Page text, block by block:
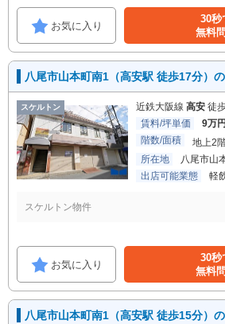
お気に入り
30秒
無料
八尾市山本町南1（高安駅 徒歩17分）
スケルトン 近鉄大阪線 高安 徒
賃料/坪単価
9万円
階数/面積
地上2
所在地
八尾市山
出店可能業態
軽
スケルトン物件
お気に入り
30秒
無料
八尾市山本町南1（高安駅 徒歩15分）